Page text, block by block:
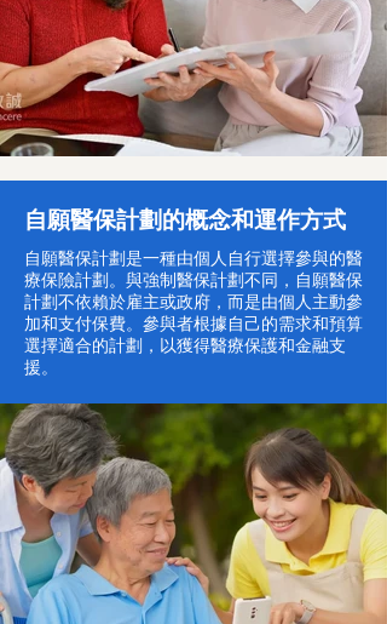
自願醫保計劃的概念和運作方式
自願醫保計劃是一種由個人自行選擇參與的醫
療保險計劃。與強制醫保計劃不同，自願醫保
計劃不依賴於雇主或政府，而是由個人主動參
加和支付保費。參與者根據自己的需求和預算
選擇適合的計劃，以獲得醫療保護和金融支
援。